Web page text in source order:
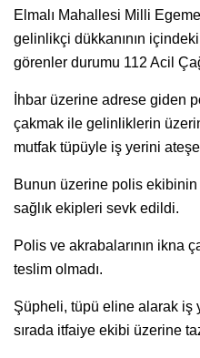
Elmalı Mahallesi Milli
gelinlikçi dükkanının
görenler durumu 112 Acil
İhbar üzerine adrese giden
çakmak ile gelinliklerin
mutfak tüpüyle iş yerini ateşe
Bunun üzerine polis
sağlık ekipleri sevk edildi.
Polis ve akrabalarının ikna
teslim olmadı.
Şüpheli, tüpü eline alarak iş
sırada itfaiye ekibi üzerine